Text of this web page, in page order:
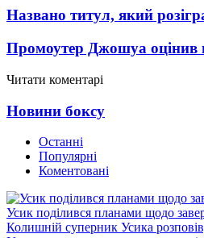
Названо титул, який
Промоутер Джошуа оцінив
Читати коментарі
Новини боксу
Останні
Популярні
Коментовані
Усик поділився планами щодо
Колишній суперник Усика